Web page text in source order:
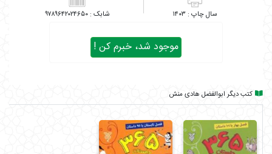
۱۴۰۳ ۹۷۸۹۶۴۲۰۲۴۶۵۰
موجود شد، خبرم کن !
کتب دیگر ابوالفضل هادی منش